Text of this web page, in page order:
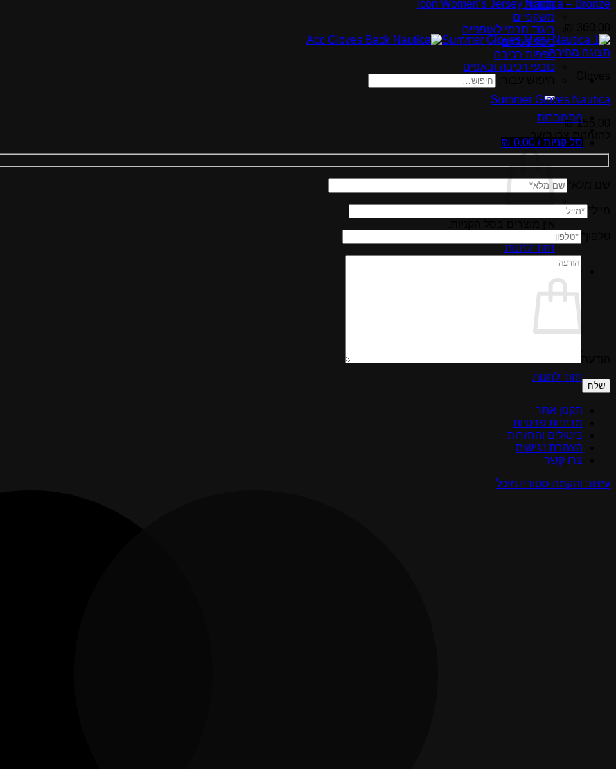
קסדות
משקפיים
ביגוד תרמי לאופניים
כיסוי נעליים
כפפות רכיבה
כובעי רכיבה ובאפים
התחברות
סל קניות / ₪ 0.00
חזור לחנות
חזור לחנות
Icon Women’s Jersey Nautica – Bronze
תצוגה מהירה
Summer Gloves Nautica
₪155.00
להזמנות צרו קשר
Please
leave
empty.
תקנון אתר
מדיניות פרטיות
ביטולים והחזרות
הצהרת נגישות
צרו קשר
עיצוב והקמה סטודיו מיכל